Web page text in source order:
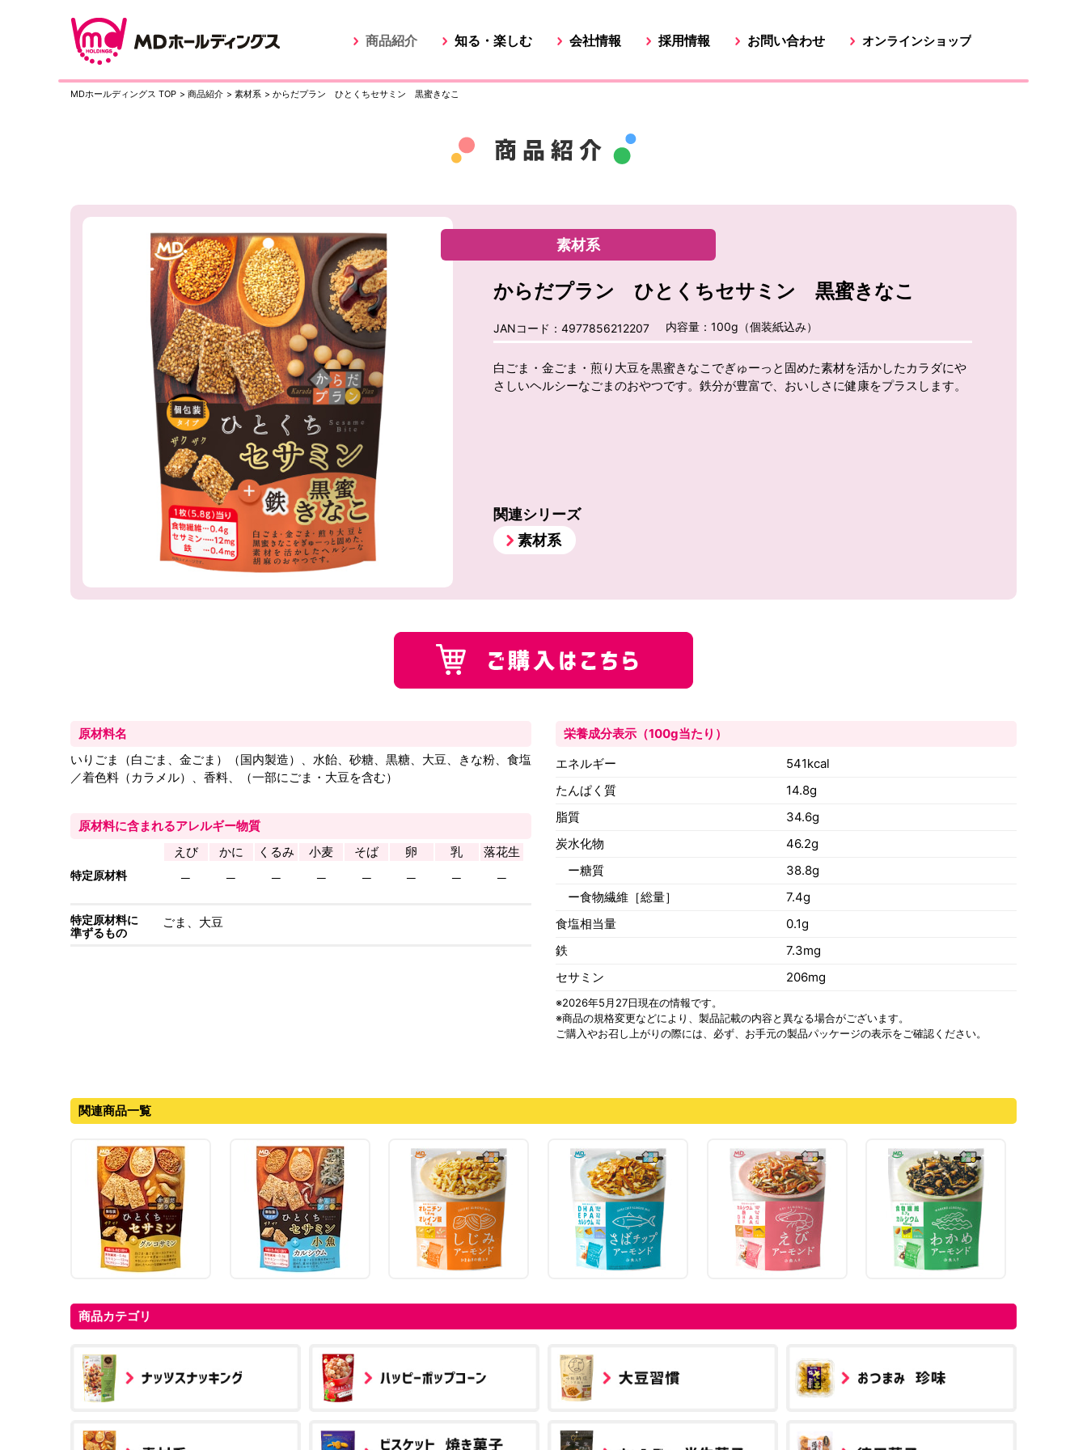
商品紹介 知る・楽しむ 会社情報 採用情報 お問い合わせ オンラインショップ
MDホールディングス TOP > 商品紹介 > 素材系 > からだプラン ひとくちセサミン 黒蜜きなこ
素材系
からだプラン ひとくちセサミン 黒蜜きなこ
JANコード：4977856212207 内容量：100g（個装紙込み）
白ごま・金ごま・煎り大豆を黒蜜きなこでぎゅーっと固めた素材を活かしたカラダにや
さしいヘルシーなごまのおやつです。鉄分が豊富で、おいしさに健康をプラスします。
関連シリーズ
素材系
原材料名
いりごま（白ごま、金ごま）（国内製造）、水飴󠄀、砂糖、黒糖、大豆、きな粉、食塩
／着色料（カラメル）、香料、（一部にごま・大豆を含む）
原材料に含まれるアレルギー物質
特定原材料
えび
─
かに
─
くるみ
─
小麦
─
そば
─
卵
─
乳
─
落花生
─
特定原材料に
準ずるもの
ごま、大豆
栄養成分表示（100g当たり）
エネルギー
541kcal
たんぱく質
14.8g
脂質
34.6g
炭水化物
46.2g
ー糖質
38.8g
ー食物繊維［総量］
7.4g
食塩相当量
0.1g
鉄
7.3mg
セサミン
206mg
※2026年5月27日現在の情報です。
※商品の規格変更などにより、 製品記載の内容と異なる場合がございます。
ご購入やお召し上がりの際には、必ず、お手元の製品パッケージの表示をご確認ください。
関連商品一覧
商品カテゴリ